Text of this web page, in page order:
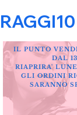
IL PUNTO
DAL
RIAPRIRA'
GLI ORDINI
SARANNO